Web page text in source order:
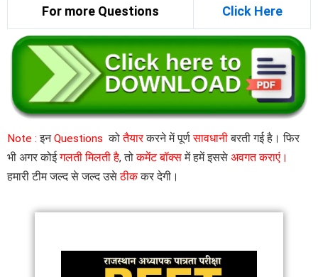
For more Questions Click Here
Note : इनQuestions कोतैयारकरने में पूर्णसावधानीबरती गई है। फिर
भी अगर कोईगलती मिलती है, तोकमेंट बॉक्समें हमें इससे अवगत कराएं।
हमारी टीम जल्द से जल्द उसेठीककर देगी।